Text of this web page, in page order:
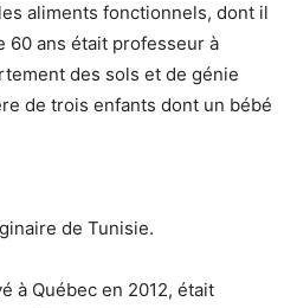
aliments fonctionnels, dont il
60 ans était professeur à
des sols et de génie
de trois enfants dont un bébé
de Tunisie.
à Québec en 2012, était